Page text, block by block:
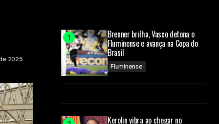
2025
Brenner brilha, Vasco detona o
Fluminense e avança na Copa do
Brasil
Fluminense
Kerolin vibra ao chegar no